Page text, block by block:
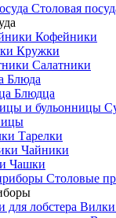
Столовая
Кофейники
Кружки
Салатники
Блюда
Блюдца
Тарелки
Чайники
Чашки
Cтоловые
Вилки